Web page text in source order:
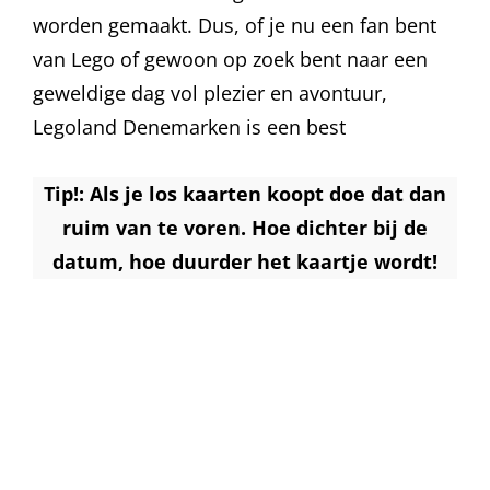
worden gemaakt. Dus, of je nu een fan bent
van Lego of gewoon op zoek bent naar een
geweldige dag vol plezier en avontuur,
Legoland Denemarken is een best
Tip!: Als je los kaarten koopt doe dat dan
ruim van te voren. Hoe dichter bij de
datum, hoe duurder het kaartje wordt!